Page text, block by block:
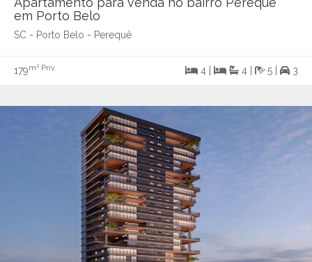
em Porto Belo
SC - Porto Belo - Perequê
179m² Priv. 4 | 4 | 5 | 3